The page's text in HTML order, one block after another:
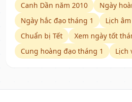
Canh Dần năm 2010
Ngày
Ngày hắc đạo tháng 1
Lịch
Chuẩn bị Tết
Xem ngày tốt
Cung hoàng đạo tháng 1
Lịch